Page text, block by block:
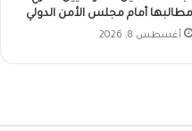
مطالبها أمام مجلس الأمن الدولي
أغسطس 8, 2026